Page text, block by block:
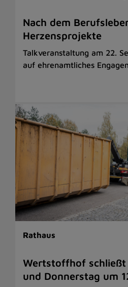
Nach dem
Herzensprojekte
Talkveranstaltung am 22.
auf ehrenamtliches
Rathaus
Wertstoffhof schließt
und Donnerstag um